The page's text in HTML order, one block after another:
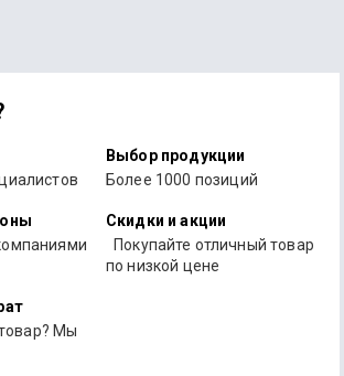
Выбор продукции
Более 1000 позиций
Скидки и акции
Покупайте отличный товар
по низкой цене
Мы